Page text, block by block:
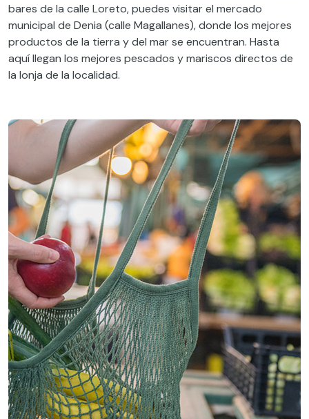
bares de la calle Loreto, puedes visitar el mercado
municipal de Denia (calle Magallanes), donde los mejores
productos de la tierra y del mar se encuentran. Hasta
aquí llegan los mejores pescados y mariscos directos de
la lonja de la localidad.